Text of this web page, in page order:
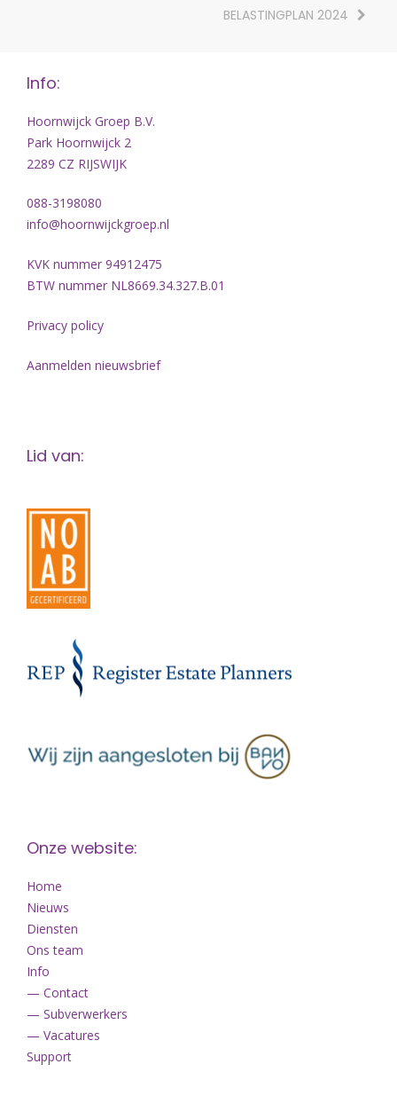
BELASTINGPLAN 2024
Info:
Hoornwijck Groep B.V.
Park Hoornwijck 2
2289 CZ RIJSWIJK
088-3198080
info@hoornwijckgroep.nl
KVK nummer 94912475
BTW nummer NL8669.34.327.B.01
Privacy policy
Aanmelden nieuwsbrief
Lid van:
Onze website:
Home
Nieuws
Diensten
Ons team
Info
— Contact
— Subverwerkers
— Vacatures
Support